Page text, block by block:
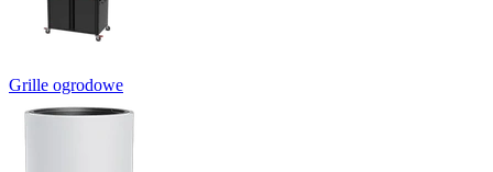
Grille ogrodowe